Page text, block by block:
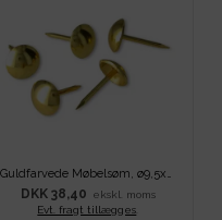
Guldfarvede Møbelsøm, ø9,5x17 mm - 100 stk
DKK 38,40
ekskl. moms
Evt. fragt tillægges